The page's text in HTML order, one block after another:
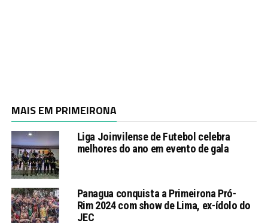
MAIS EM PRIMEIRONA
Liga Joinvilense de Futebol celebra
melhores do ano em evento de gala
Panagua conquista a Primeirona Pró-
Rim 2024 com show de Lima, ex-ídolo do
JEC